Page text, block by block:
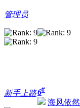
管理员
新手上路6#
海风依然